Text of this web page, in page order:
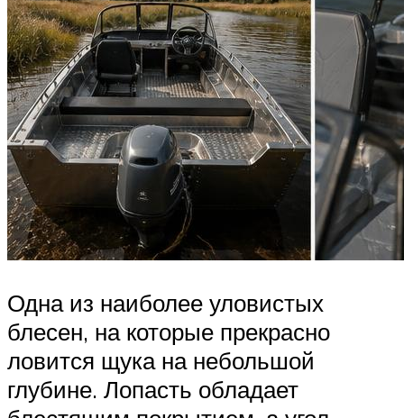
Одна из наиболее уловистых
блесен, на которые прекрасно
ловится щука на небольшой
глубине. Лопасть обладает